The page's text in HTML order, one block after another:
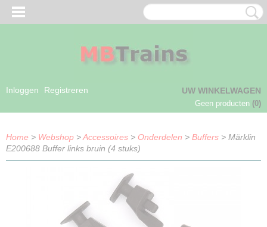
Inloggen Registreren UW WINKELWAGEN
Geen producten (0)
Home > Webshop >Accessoires > Onderdelen > Buffers > Märklin
E200688 Buffer links bruin (4 stuks)